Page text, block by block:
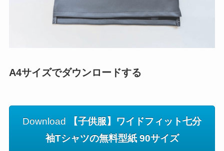
A4サイズでダウンロードする
Download
【子供服】ワイドフィット七分
袖Tシャツの無料型紙 90サイズ